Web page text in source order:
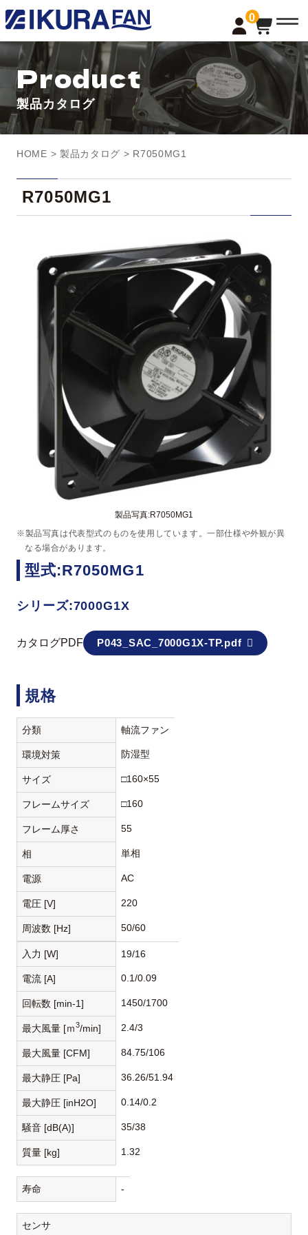
0
t
o
g
l
e
a
v
i
g
a
n
Product
製品カタログ
HOME > 製品カタログ > R7050MG1
R7050MG1
製品写真:R7050MG1
※製品写真は代表型式のものを使用しています。一部仕様や外観が異
なる場合があります。
型式:R7050MG1
シリーズ:7000G1X
カタログPDF P043_SAC_7000G1X-TP.pdf
規格
分類 軸流ファン
環境対策 防湿型
サイズ □160×55
フレームサイズ □160
フレーム厚さ 55
相 単相
電源 AC
電圧 [V] 220
周波数 [Hz] 50/60
入力 [W] 19/16
電流 [A] 0.1/0.09
回転数 [min-1] 1450/1700
最大風量 [ｍ3/min] 2.4/3
最大風量 [CFM] 84.75/106
最大静圧 [Pa] 36.26/51.94
最大静圧 [inH2O] 0.14/0.2
騒音 [dB(A)] 35/38
質量 [kg] 1.32
寿命 -
センサ